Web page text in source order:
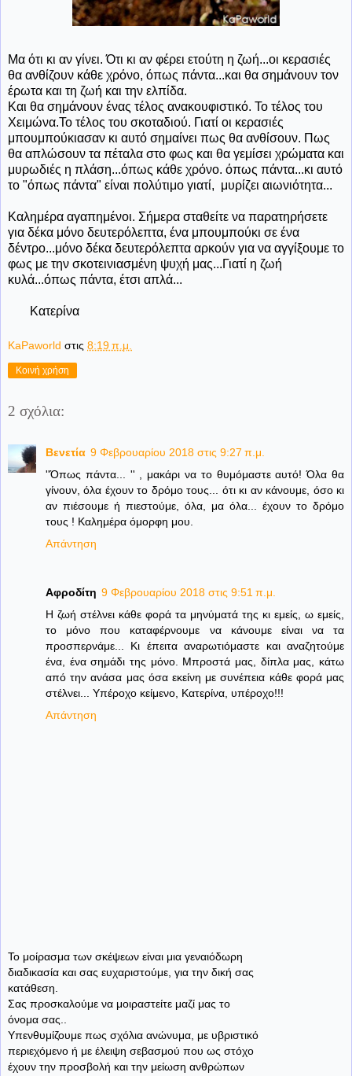
Μα ότι κι αν γίνει. Ότι κι αν φέρει ετούτη η ζωή...οι κερασιές
θα ανθίζουν κάθε χρόνο, όπως πάντα...και θα σημάνουν τον
έρωτα και τη ζωή και την ελπίδα.
Και θα σημάνουν ένας τέλος ανακουφιστικό. Το τέλος του
Χειμώνα.Το τέλος του σκοταδιού. Γιατί οι κερασιές
μπουμπούκιασαν κι αυτό σημαίνει πως θα ανθίσουν. Πως
θα απλώσουν τα πέταλα στο φως και θα γεμίσει χρώματα και
μυρωδιές η πλάση...όπως κάθε χρόνο. όπως πάντα...κι αυτό
το "όπως πάντα" είναι πολύτιμο γιατί, μυρίζει αιωνιότητα...
Καλημέρα αγαπημένοι. Σήμερα σταθείτε να παρατηρήσετε
για δέκα μόνο δευτερόλεπτα, ένα μπουμπούκι σε ένα
δέντρο...μόνο δέκα δευτερόλεπτα αρκούν για να αγγίξουμε το
φως με την σκοτεινιασμένη ψυχή μας...Γιατί η ζωή
κυλά...όπως πάντα, έτσι απλά...
Κατερίνα
KaPaworld στις 8:19 π.μ.
Κοινή χρήση
2 σχόλια:
Βενετία 9 Φεβρουαρίου 2018 στις 9:27 π.μ.
''Όπως πάντα... '' , μακάρι να το θυμόμαστε αυτό! Όλα θα
γίνουν, όλα έχουν το δρόμο τους... ότι κι αν κάνουμε, όσο κι
αν πιέσουμε ή πιεστούμε, όλα, μα όλα... έχουν το δρόμο
τους ! Καλημέρα όμορφη μου.
Απάντηση
Αφροδίτη 9 Φεβρουαρίου 2018 στις 9:51 π.μ.
Η ζωή στέλνει κάθε φορά τα μηνύματά της κι εμείς, ω εμείς,
το μόνο που καταφέρνουμε να κάνουμε είναι να τα
προσπερνάμε... Κι έπειτα αναρωτιόμαστε και αναζητούμε
ένα, ένα σημάδι της μόνο. Μπροστά μας, δίπλα μας, κάτω
από την ανάσα μας όσα εκείνη με συνέπεια κάθε φορά μας
στέλνει... Υπέροχο κείμενο, Κατερίνα, υπέροχο!!!
Απάντηση
Το μοίρασμα των σκέψεων είναι μια γεναιόδωρη
διαδικασία και σας ευχαριστούμε, για την δική σας
κατάθεση.
Σας προσκαλούμε να μοιραστείτε μαζί μας το
όνομα σας..
Υπενθυμίζουμε πως σχόλια ανώνυμα, με υβριστικό
περιεχόμενο ή με έλειψη σεβασμού που ως στόχο
έχουν την προσβολή και την μείωση ανθρώπων